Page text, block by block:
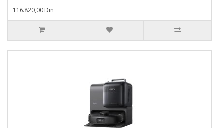
116.820,00 Din